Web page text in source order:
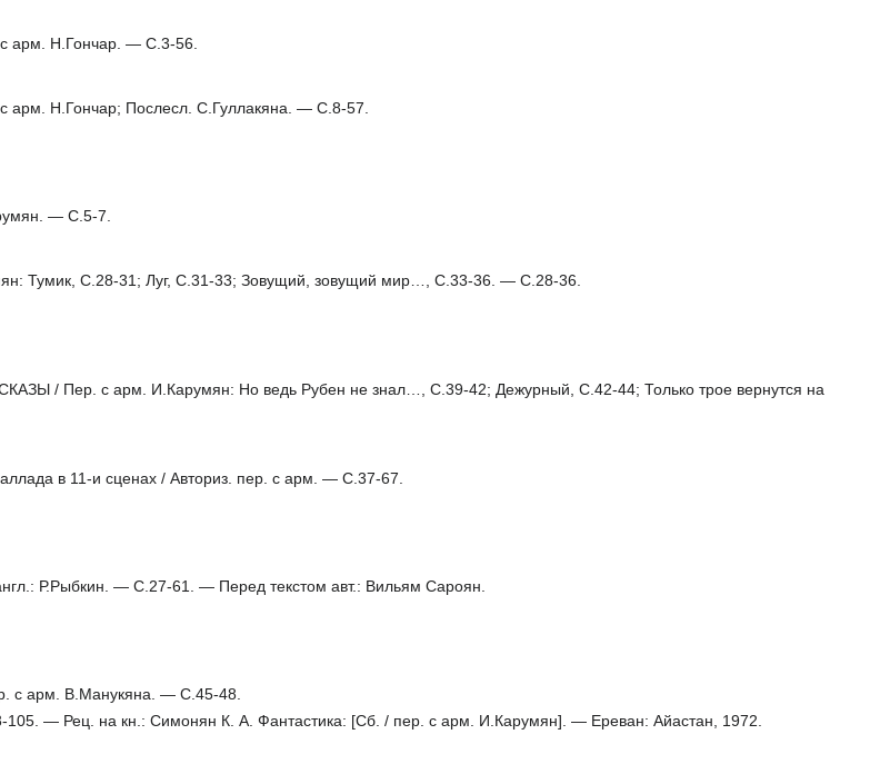
арм. Н.Гончар. — С.3-56.
Н.Гончар; Послесл. С.Гуллакяна. — С.8-57.
— C.5-7.
C.28-31; Луг, C.31-33; Зовущий, зовущий мир…, C.33-36. — С.28-36.
Пер. с арм. И.Карумян: Но ведь Рубен не знал…, С.39-42; Дежурный, С.42-44; Только трое вернутся на
в 11-и сценах / Авториз. пер. с арм. — С.37-67.
Р.Рыбкин. — С.27-61. — Перед текстом авт.: Вильям Сароян.
с арм. В.Манукяна. — С.45-48.
— Рец. на кн.: Симонян К. А. Фантастика: [Сб. / пер. с арм. И.Карумян]. — Ереван: Айастан, 1972.